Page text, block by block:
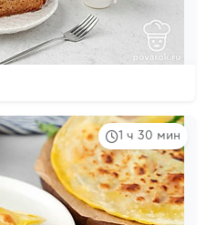
1 ч 30 мин